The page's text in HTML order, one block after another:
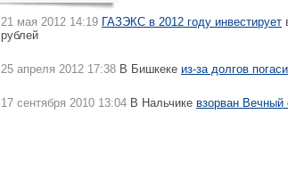
21 мая 2012 14:19 ГАЗЭКС в 2012 году инвестирует
рублей
25 апреля 2012 17:38 В Бишкеке из-за долгов
17 сентября 2010 13:04 В Нальчике взорван Вечный